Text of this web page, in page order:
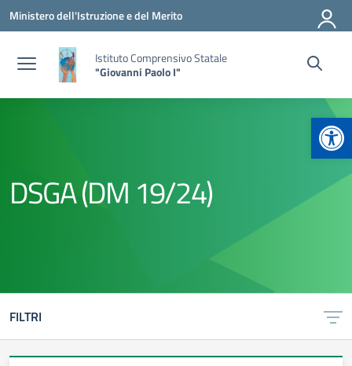
Vai ai contenuti
Vai al menu di navigazione
Vai al footer
Ministero dell'Istruzione e del Merito
Istituto Comprensivo Statale
"Giovanni Paolo I"
DSGA (DM 19/24)
FILTRI